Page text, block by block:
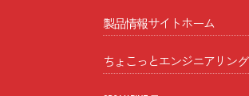
製品情報サイトホーム
ちょこっとエンジニアリング